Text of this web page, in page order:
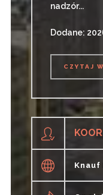
nadzór...
Dodane:
CZYTAJ